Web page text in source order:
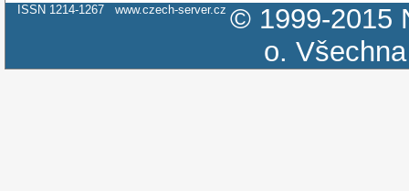
ISSN 1214-1267 www.czech-server.cz © 1999-2015
o.